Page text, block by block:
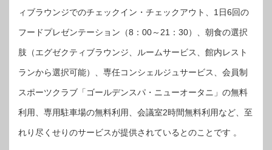
ィブラウンジでのチェックイン・チェックアウト、1日6回の
フードプレゼンテーション（8：00～21：30）、朝食の選択
肢（エグゼクティブラウンジ、ルームサービス、館内レスト
ランから選択可能）、専任コンシェルジュサービス、会員制
スポーツクラブ「ゴールデンスパ・ニューオータニ」の無料
利用、専用駐車場の無料利用、会議室2時間無料利用など、至
れり尽くせりのサービスが提供されているとのことです 。